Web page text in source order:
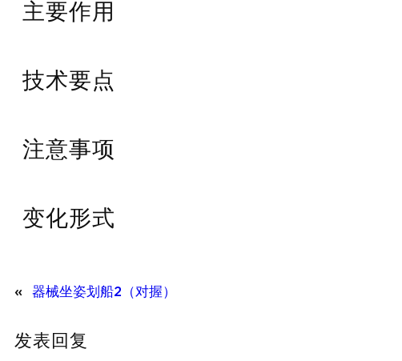
主要作用
技术要点
注意事项
变化形式
« 器械坐姿划船2（对握）
发表回复